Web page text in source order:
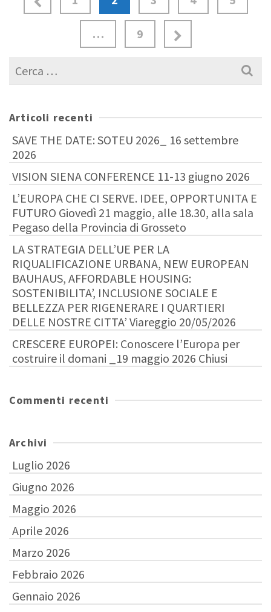
…
9
Cerca
per:
Articoli recenti
SAVE THE DATE: SOTEU 2026_ 16 settembre
2026
VISION SIENA CONFERENCE 11-13 giugno 2026
L’EUROPA CHE CI SERVE. IDEE, OPPORTUNITA E
FUTURO Giovedì 21 maggio, alle 18.30, alla sala
Pegaso della Provincia di Grosseto
LA STRATEGIA DELL’UE PER LA
RIQUALIFICAZIONE URBANA, NEW EUROPEAN
BAUHAUS, AFFORDABLE HOUSING:
SOSTENIBILITA’, INCLUSIONE SOCIALE E
BELLEZZA PER RIGENERARE I QUARTIERI
DELLE NOSTRE CITTA’ Viareggio 20/05/2026
CRESCERE EUROPEI: Conoscere l’Europa per
costruire il domani _19 maggio 2026 Chiusi
Commenti recenti
Archivi
Luglio 2026
Giugno 2026
Maggio 2026
Aprile 2026
Marzo 2026
Febbraio 2026
Gennaio 2026